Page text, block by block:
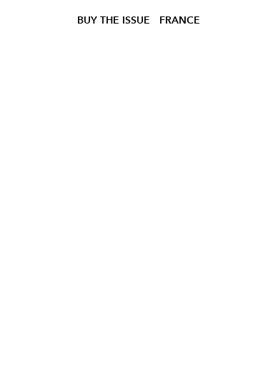
BUY THE ISSUE FRANCE